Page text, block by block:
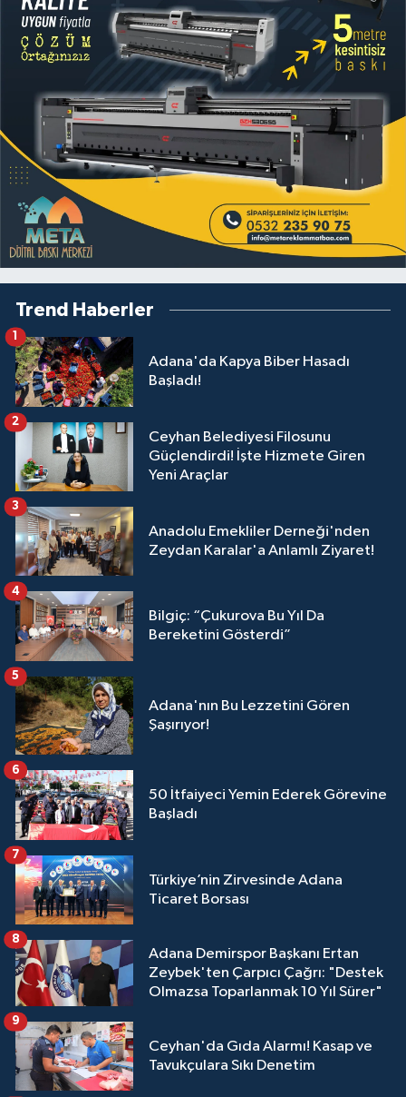
Trend Haberler
Adana'da Kapya Biber Hasadı
Başladı!
1
Ceyhan Belediyesi Filosunu
Güçlendirdi! İşte Hizmete Giren
Yeni Araçlar
2
Anadolu Emekliler Derneği'nden
Zeydan Karalar'a Anlamlı Ziyaret!
3
Bilgiç: “Çukurova Bu Yıl Da
Bereketini Gösterdi”
4
Adana'nın Bu Lezzetini Gören
Şaşırıyor!
5
50 İtfaiyeci Yemin Ederek Görevine
Başladı
6
Türkiye’nin Zirvesinde Adana
Ticaret Borsası
7
Adana Demirspor Başkanı Ertan
Zeybek'ten Çarpıcı Çağrı: "Destek
Olmazsa Toparlanmak 10 Yıl Sürer"
8
Ceyhan'da Gıda Alarmı! Kasap ve
Tavukçulara Sıkı Denetim
9